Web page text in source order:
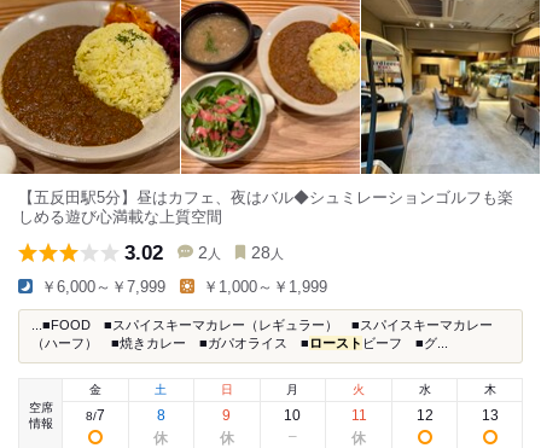
【五反田駅5分】昼はカフェ、夜はバル◆シュミレーションゴルフも楽
しめる遊び心満載な上質空間
3.02 2 人 28 人
￥6,000～￥7,999 ￥1,000～￥1,999
...■FOOD ■スパイスキーマカレー（レギュラー） ■スパイスキーマカレー
（ハーフ） ■焼きカレー ■ガパオライス ■ ロースト ビーフ ■グ...
空席
情報
金
8/7
土
8
日
9
月
10
火
11
水
12
木
13